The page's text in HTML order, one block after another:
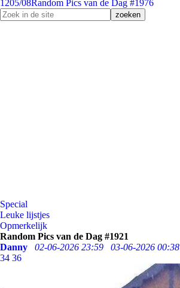
1205/08Random Pics van de Dag #1976
Special
Leuke lijstjes
Opmerkelijk
Random Pics van de Dag #1921
Danny
02-06-2026 23:59 03-06-2026 00:38
34 36